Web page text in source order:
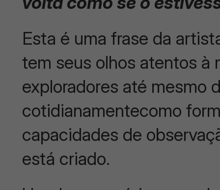
Esta é uma frase da
tem seus olhos atentos à
exploradores até mesmo
cotidianamentecomo
capacidades de
está criado.